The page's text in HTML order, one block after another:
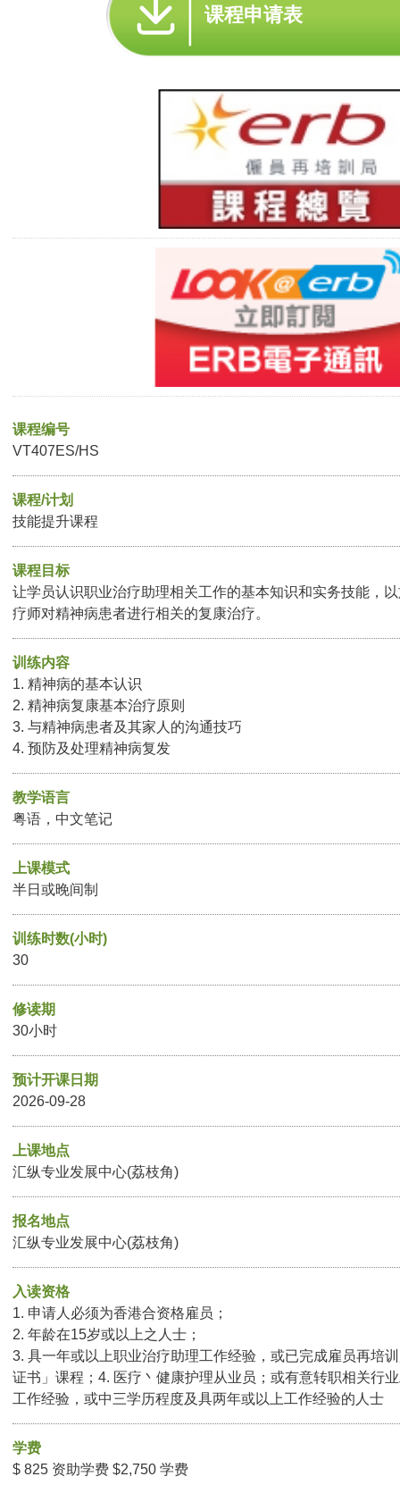
课程申请表
课程编号
VT407ES/HS
课程/计划
技能提升课程
课程目标
让学员认识职业治疗助理相关工作的基本知识和实务技能，
疗师对精神病患者进行相关的复康治疗。
训练内容
1. 精神病的基本认识
2. 精神病复康基本治疗原则
3. 与精神病患者及其家人的沟通技巧
4. 预防及处理精神病复发
教学语言
粤语，中文笔记
上课模式
半日或晚间制
训练时数(小时)
30
修读期
30小时
预计开课日期
2026-09-28
上课地点
汇纵专业发展中心(荔枝角)
报名地点
汇纵专业发展中心(荔枝角)
入读资格
1. 申请人必须为香港合资格雇员；
2. 年龄在15岁或以上之人士；
3. 具一年或以上职业治疗助理工作经验，或已完成雇员再培
证书」课程；4. 医疗丶健康护理从业员；或有意转职相关行
工作经验，或中三学历程度及具两年或以上工作经验的人士
学费
$ 825 资助学费 $2,750 学费